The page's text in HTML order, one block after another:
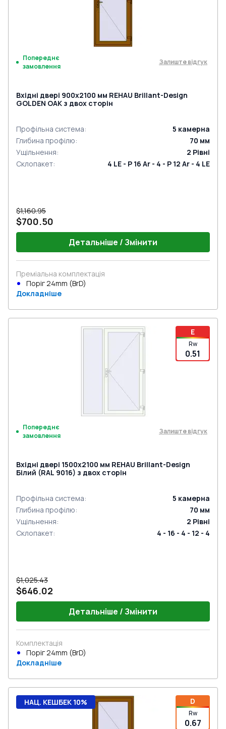
Попереднє
замовлення
Залиште відгук
Вхідні двері 900x2100 мм REHAU Brillant-Design
GOLDEN OAK з двох сторін
Профільна система: 5 камерна
Глибина профілю: 70 мм
Ущільнення: 2 Рівні
Склопакет: 4 LE - P 16 Ar - 4 - P 12 Ar - 4 LE
$1,160.95
$700.50
Детальніше / Змінити
Преміальна комплектація
Поріг 24mm (BrD)
Докладніше
E
Rw
0.51
Попереднє
замовлення
Залиште відгук
Вхідні двері 1500x2100 мм REHAU Brillant-Design
Білий (RAL 9016) з двох сторін
Профільна система: 5 камерна
Глибина профілю: 70 мм
Ущільнення: 2 Рівні
Склопакет: 4 - 16 - 4 - 12 - 4
$1,025.43
$646.02
Детальніше / Змінити
Комплектація
Поріг 24mm (BrD)
Докладніше
D
Rw
0.67
НАЦ. КЕШБЕК 10%